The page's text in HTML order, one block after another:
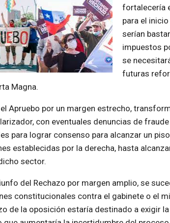
fortalecería
para el
serían
impuestos
se
futuras
Magna.
Apruebo por un margen estrecho,
con eventuales denuncias de
para lograr consenso para alcanzar un
establecidas por la derecha, hasta
sector.
del Rechazo por margen amplio, se
constitucionales contra el gabinete o el
de la oposición estaría destinado a exigir